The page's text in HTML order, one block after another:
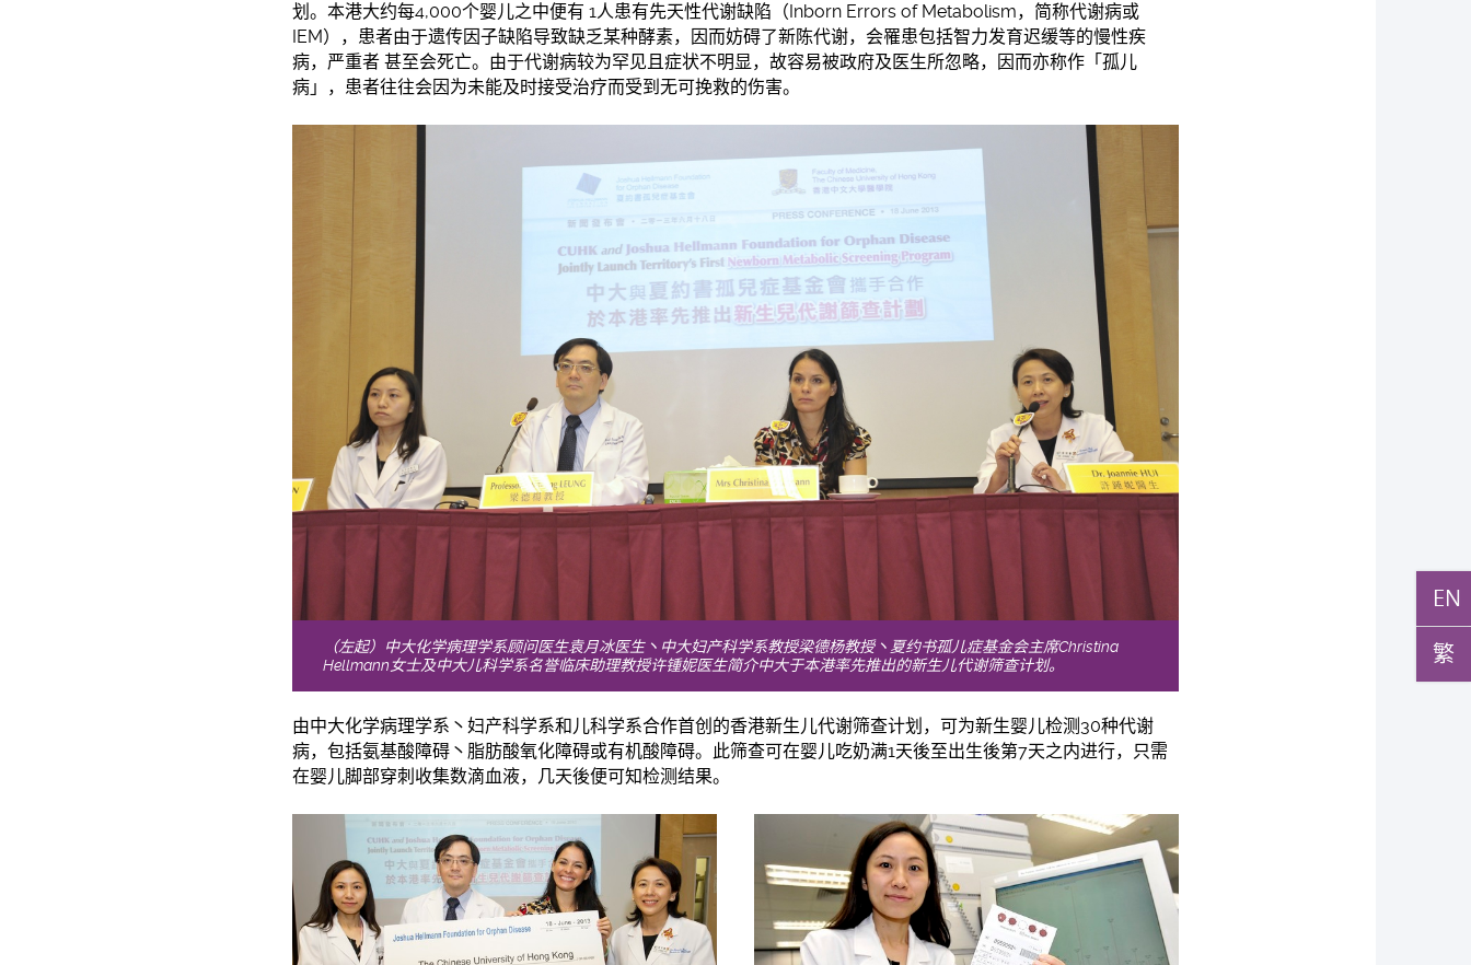
EN
繁
划。本港大约每4,000个婴儿之中便有 1人患有先天性代谢缺陷（Inborn Errors of Metabolism，简称代谢病或
IEM），患者由于遗传因子缺陷导致缺乏某种酵素，因而妨碍了新陈代谢，会罹患包括智力发育迟缓等的慢性疾
病，严重者 甚至会死亡。由于代谢病较为罕见且症状不明显，故容易被政府及医生所忽略，因而亦称作「孤儿
病」，患者往往会因为未能及时接受治疗而受到无可挽救的伤害。
（左起）中大化学病理学系顾问医生袁月冰医生丶中大妇产科学系教授梁德杨教授丶夏约书孤儿症基金会主席Christina
Hellmann女士及中大儿科学系名誉临床助理教授许锺妮医生简介中大于本港率先推出的新生儿代谢筛查计划。
由中大化学病理学系丶妇产科学系和儿科学系合作首创的香港新生儿代谢筛查计划，可为新生婴儿检测30种代谢
病，包括氨基酸障碍丶脂肪酸氧化障碍或有机酸障碍。此筛查可在婴儿吃奶满1天後至出生後第7天之内进行，只需
在婴儿脚部穿刺收集数滴血液，几天後便可知检测结果。